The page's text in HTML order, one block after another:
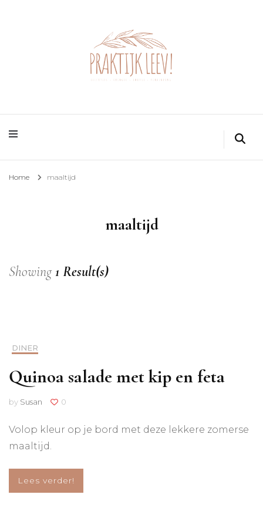
Home maaltijd
maaltijd
Showing1 Result(s)
DINER
Quinoa salade met kip en feta
by Susan 0
Volop kleur op je bord met deze lekkere zomerse
maaltijd.
Lees verder!